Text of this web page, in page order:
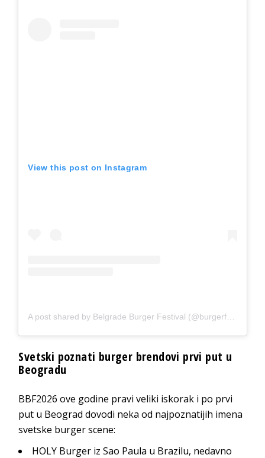
View this post on Instagram
Svetski poznati burger brendovi prvi put u
Beogradu
BBF2026 ove godine pravi veliki iskorak i po prvi
put u Beograd dovodi neka od najpoznatijih imena
svetske burger scene:
HOLY Burger iz Sao Paula u Brazilu, nedavno